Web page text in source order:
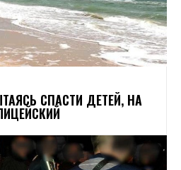
СПАСТИ ДЕТЕЙ, НА